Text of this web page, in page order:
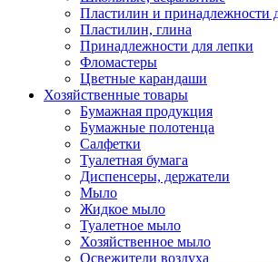
Пластилин и принадлежности
Пластилин, глина
Принадлежности для лепки
Фломастеры
Цветные карандаши
Хозяйственные товары
Бумажная продукция
Бумажные полотенца
Салфетки
Туалетная бумага
Диспенсеры, держатели
Мыло
Жидкое мыло
Туалетное мыло
Хозяйственное мыло
Освежители воздуха